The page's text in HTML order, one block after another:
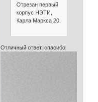
Отрезан первый
корпус НЭТИ,
Карла Маркса 20.
Отличный ответ, спасибо!